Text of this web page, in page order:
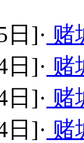
]· 赌
]· 赌
]· 赌
]· 赌